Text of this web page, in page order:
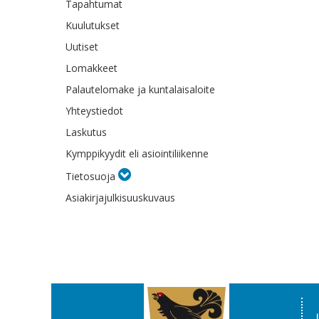
Tapahtumat
Kuulutukset
Uutiset
Lomakkeet
Palautelomake ja kuntalaisaloite
Yhteystiedot
Laskutus
Kymppikyydit eli asiointiliikenne
Tietosuoja
Asiakirjajulkisuuskuvaus